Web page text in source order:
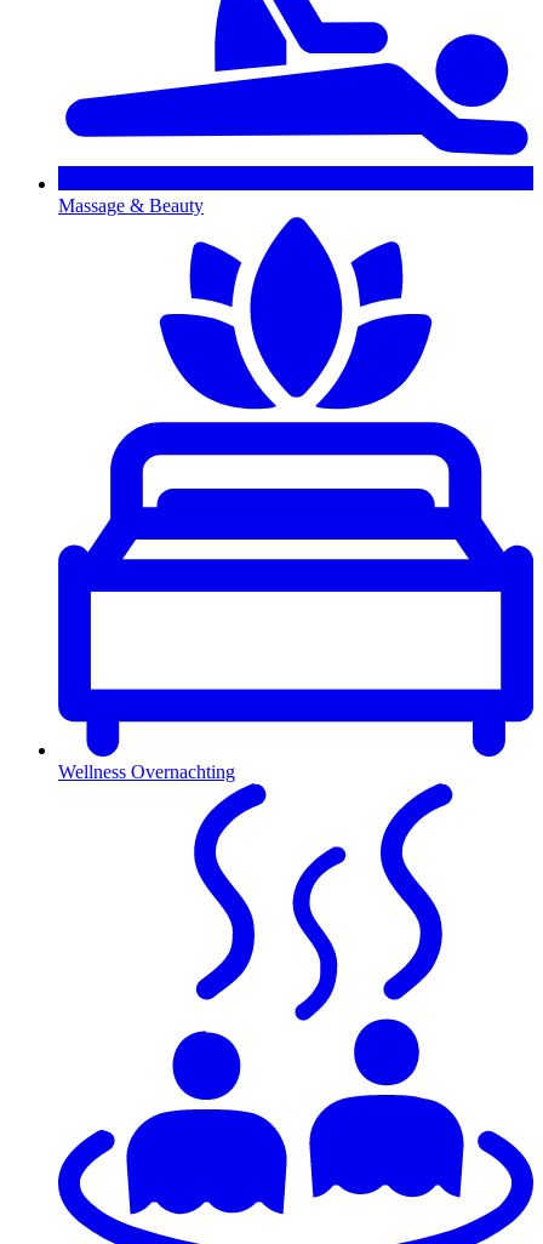
Massage & Beauty
Wellness Overnachting